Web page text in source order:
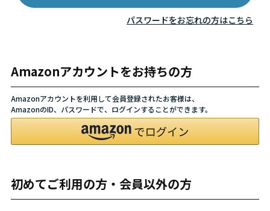
パスワードをお忘れの方はこちら
Amazonアカウントをお持ちの方
Amazonアカウントを利用して会員登録されたお客様は、
AmazonのID、パスワードで、ログインすることができます。
初めてご利用の方・会員以外の方